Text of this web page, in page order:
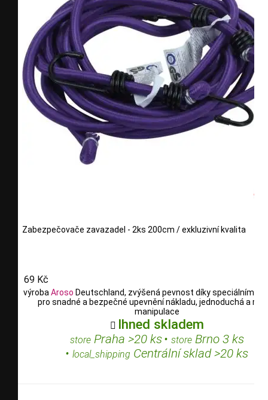
Zabezpečovače zavazadel - 2ks 200cm / exkluzivní kvalita
69 Kč
výroba Aroso Deutschland, zvýšená pevnost díky speciálním
pro snadné a bezpečné upevnění nákladu, jednoduchá a
manipulace
 Ihned skladem
storePraha >20 ks• storeBrno 3 ks
• local_shipping Centrální sklad >20 ks